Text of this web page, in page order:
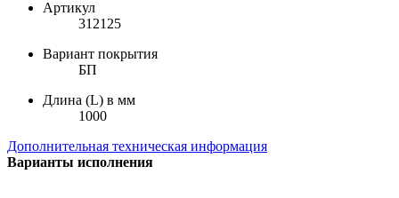
Артикул
312125
Вариант покрытия
БП
Длина (L) в мм
1000
Дополнительная техническая информация
Варианты исполнения